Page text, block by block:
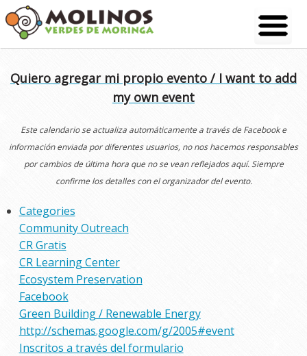
Skip
to
content
Quiero agregar mi propio evento / I want to add
my own event
Este calendario se actualiza automáticamente a través de Facebook e
información enviada por diferentes usuarios, no nos hacemos responsables
por cambios de última hora que no se vean reflejados aquí. Siempre
confirme los detalles con el organizador del evento.
Categories
Community Outreach
CR Gratis
CR Learning Center
Ecosystem Preservation
Facebook
Green Building / Renewable Energy
http://schemas.google.com/g/2005#event
Inscritos a través del formulario